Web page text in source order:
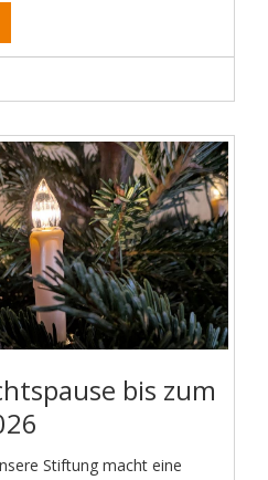
bis zum
Stiftung macht eine